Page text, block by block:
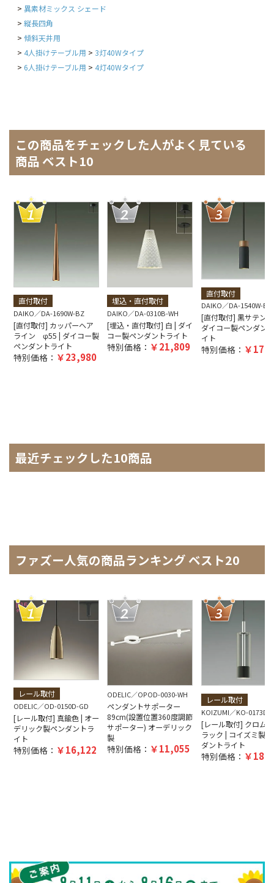
異素材ミックス シェード
縦長四角
傾斜天井用
4人掛けテーブル用
3灯40Wタイプ
6人掛けテーブル用
4灯40Wタイプ
この商品をチェックした人がよく見ている
商品 ベスト10
直付取付
DAIKO DA-1690W-BZ
[直付取付] カッパーヘア
ライン φ55 | ダイコー製
ペンダントライト
特別価格： 23,980
埋込・直付取付
DAIKO DA-0310B-WH
[埋込・直付取付] 白 | ダイ
コー製ペンダントライト
特別価格： 21,809
直付取付
DAIKO DA-1540W-BK
[直付取付] 黒サテン
ダイコー製ペンダン
イト
特別価格：
最近チェックした10商品
ファズー人気の商品ランキング ベスト20
レール取付
ODELIC OD-0150D-GD
[レール取付] 真鍮色 | オー
デリック製ペンダントラ
イト
特別価格： 16,122
ODELIC OPOD-0030-WH
ペンダントサポーター
89cm(設置位置360度調節
サポーター) オーデリック
製
特別価格： 11,055
レール取付
KOIZUMI KO-0173D-
[レール取付] クロム
ラック | コイズミ製
ダントライト
特別価格：